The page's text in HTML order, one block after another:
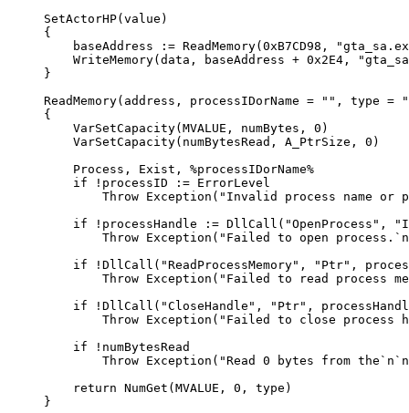
SetActorHP(value)
{
baseAddress := ReadMemory(0xB7CD98,
WriteMemory(data, baseAddress + 0x2E4,
}
ReadMemory(address, processIDorName = "", type
{
    VarSetCapacity(MVALUE, numBytes, 0)
    VarSetCapacity(numBytesRead, A_PtrSize, 0)
    Process, Exist, %processIDorName%
    if !processID := ErrorLevel
Throw Exception("Invalid process name or
if !processHandle := DllCall("OpenProcess",
Throw Exception("Failed to open
if !DllCall("ReadProcessMemory", "Ptr",
Throw Exception("Failed to read process
if !DllCall("CloseHandle", "Ptr",
Throw Exception("Failed to close process
    if !numBytesRead
Throw Exception("Read 0 bytes from
    return NumGet(MVALUE, 0, type)
}